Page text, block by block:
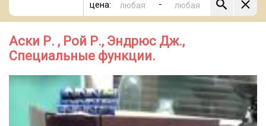
цена: -
Аски Р. , Рой Р., Эндрюс Дж.,
Специальные функции.